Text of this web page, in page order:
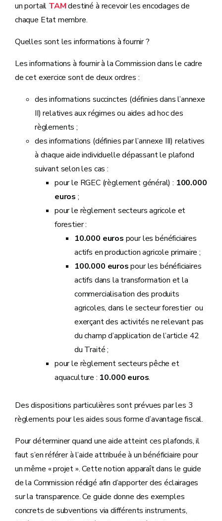
un portail TAMdestiné à recevoir les encodages de
chaque Etat membre.
Quelles sont les informations à fournir ?
Les informations à fournir à la Commission dans le cadre
de cet exercice sont de deux ordres :
des informations succinctes (définies dans l’annexe
II) relatives aux régimes ou aides ad hoc des
règlements ;
des informations (définies par l’annexe III) relatives
à chaque aide individuelle dépassant le plafond
suivant selon les cas :
pour le RGEC (règlement général) : 100.000
euros ;
pour le règlement secteurs agricole et
forestier :
10.000 euros pour les bénéficiaires
actifs en production agricole primaire ;
100.000 eurospour les bénéficiaires
actifs dans la transformation et la
commercialisation des produits
agricoles, dans le secteur forestier ou
exerçant des activités ne relevant pas
du champ d’application de l’article 42
du Traité ;
pour le règlement secteurs pêche et
aquaculture : 10.000 euros.
Des dispositions particulières sont prévues par les 3
règlements pour les aides sous forme d’avantage fiscal.
Pour déterminer quand une aide atteint ces plafonds, il
faut s’en référer à l’aide attribuée à un bénéficiaire pour
un même « projet ». Cette notion apparaît dans le guide
de la Commission rédigé afin d’apporter des éclairages
sur la transparence. Ce guide donne des exemples
concrets de subventions via différents instruments,